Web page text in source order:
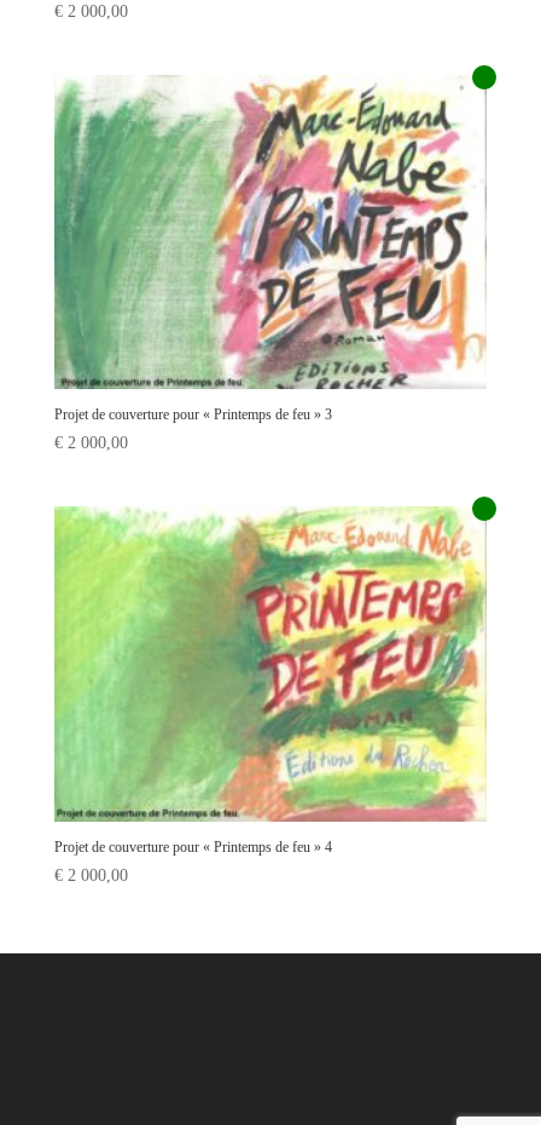
€2 000,00
Projet de couverture pour « Printemps de feu » 3
€2 000,00
Projet de couverture pour « Printemps de feu » 4
€2 000,00